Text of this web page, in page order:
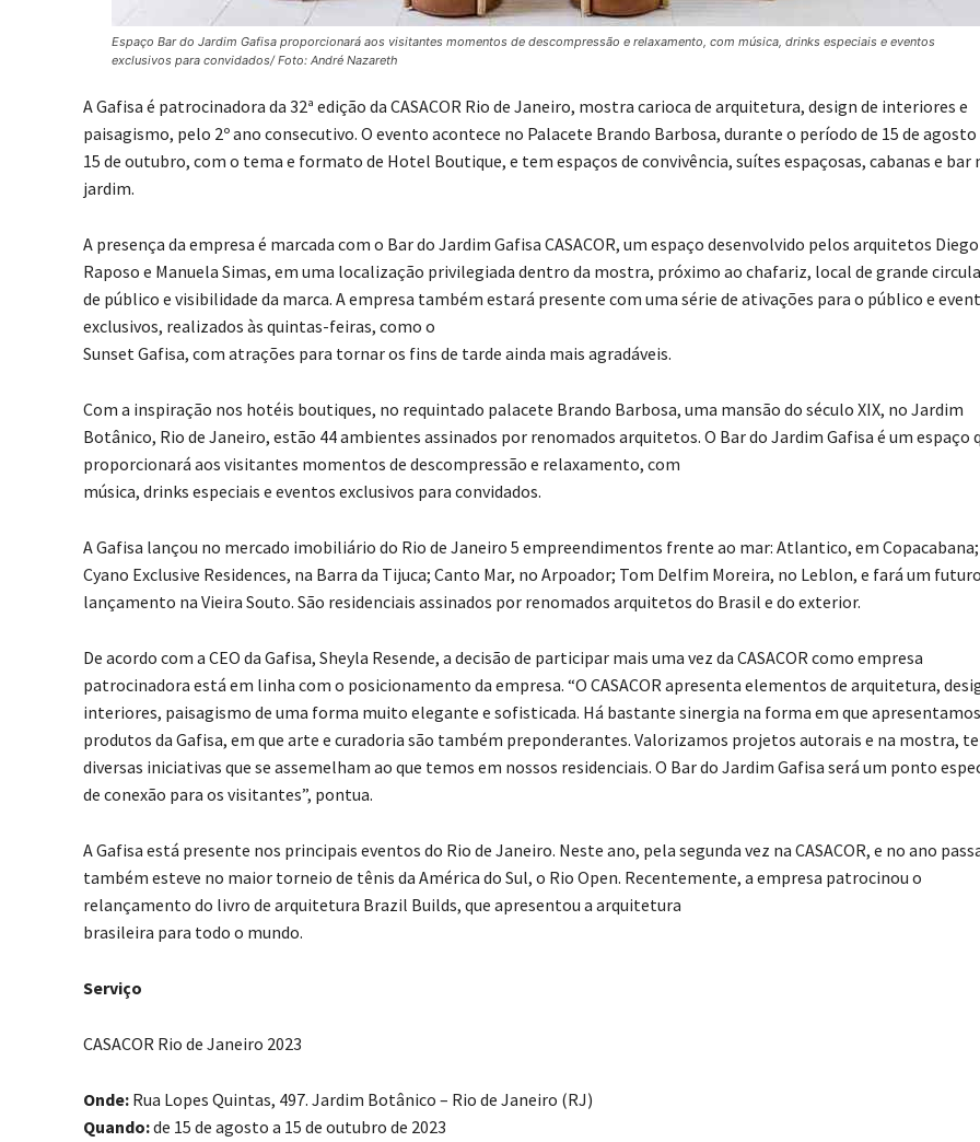
Espaço Bar do Jardim Gafisa proporcionará aos visitantes momentos de descompressão e relaxamento, com música, drinks especiais e eventos
exclusivos para convidados/ Foto: André Nazareth
A Gafisa é patrocinadora da 32ª edição da CASACOR Rio de Janeiro, mostra carioca de arquitetura, design de interiores e
paisagismo, pelo 2º ano consecutivo. O evento acontece no Palacete Brando Barbosa, durante o período de 15 de
15 de outubro, com o tema e formato de Hotel Boutique, e tem espaços de convivência, suítes espaçosas, cabanas e bar
jardim.
A presença da empresa é marcada com o Bar do Jardim Gafisa CASACOR, um espaço desenvolvido pelos arquitetos Diego
Raposo e Manuela Simas, em uma localização privilegiada dentro da mostra, próximo ao chafariz, local de grande
de público e visibilidade da marca. A empresa também estará presente com uma série de ativações para o público e
exclusivos, realizados às quintas-feiras, como o
Sunset Gafisa, com atrações para tornar os fins de tarde ainda mais agradáveis.
Com a inspiração nos hotéis boutiques, no requintado palacete Brando Barbosa, uma mansão do século XIX, no Jardim
Botânico, Rio de Janeiro, estão 44 ambientes assinados por renomados arquitetos. O Bar do Jardim Gafisa é um espaço
proporcionará aos visitantes momentos de descompressão e relaxamento, com
música, drinks especiais e eventos exclusivos para convidados.
A Gafisa lançou no mercado imobiliário do Rio de Janeiro 5 empreendimentos frente ao mar: Atlantico, em Copacabana;
Cyano Exclusive Residences, na Barra da Tijuca; Canto Mar, no Arpoador; Tom Delfim Moreira, no Leblon, e fará um futuro
lançamento na Vieira Souto. São residenciais assinados por renomados arquitetos do Brasil e do exterior.
De acordo com a CEO da Gafisa, Sheyla Resende, a decisão de participar mais uma vez da CASACOR como empresa
patrocinadora está em linha com o posicionamento da empresa. “O CASACOR apresenta elementos de arquitetura,
interiores, paisagismo de uma forma muito elegante e sofisticada. Há bastante sinergia na forma em que
produtos da Gafisa, em que arte e curadoria são também preponderantes. Valorizamos projetos autorais e na mostra,
diversas iniciativas que se assemelham ao que temos em nossos residenciais. O Bar do Jardim Gafisa será um ponto
de conexão para os visitantes”, pontua.
A Gafisa está presente nos principais eventos do Rio de Janeiro. Neste ano, pela segunda vez na CASACOR, e no ano
também esteve no maior torneio de tênis da América do Sul, o Rio Open. Recentemente, a empresa patrocinou o
relançamento do livro de arquitetura Brazil Builds, que apresentou a arquitetura
brasileira para todo o mundo.
Serviço
CASACOR Rio de Janeiro 2023
Onde: Rua Lopes Quintas, 497. Jardim Botânico – Rio de Janeiro (RJ)
Quando:de 15 de agosto a 15 de outubro de 2023